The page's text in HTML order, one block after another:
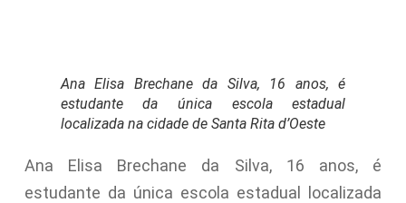
Ana Elisa Brechane da Silva, 16 anos, é
estudante da única escola estadual
localizada na cidade de Santa Rita d’Oeste
Ana Elisa Brechane da Silva, 16 anos, é
estudante da única escola estadual localizada